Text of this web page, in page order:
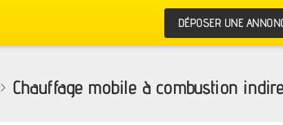
DÉPOSER UNE
> Chauffage mobile à combustion